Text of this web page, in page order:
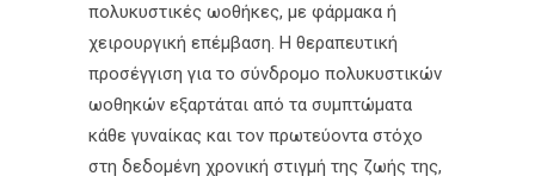
πολυκυστικές ωοθήκες, με φάρμακα ή
χειρουργική επέμβαση. Η θεραπευτική
προσέγγιση για το σύνδρομο πολυκυστικών
ωοθηκών εξαρτάται από τα συμπτώματα
κάθε γυναίκας και τον πρωτεύοντα στόχο
στη δεδομένη χρονική στιγμή της ζωής της,